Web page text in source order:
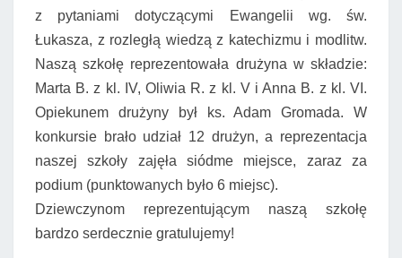
z pytaniami dotyczącymi Ewangelii wg. św.
Łukasza, z rozległą wiedzą z katechizmu i modlitw.
Naszą szkołę reprezentowała drużyna w składzie:
Marta B. z kl. IV, Oliwia R. z kl. V i Anna B. z kl. VI.
Opiekunem drużyny był ks. Adam Gromada. W
konkursie brało udział 12 drużyn, a reprezentacja
naszej szkoły zajęła siódme miejsce, zaraz za
podium (punktowanych było 6 miejsc).
Dziewczynom reprezentującym naszą szkołę
bardzo serdecznie gratulujemy!